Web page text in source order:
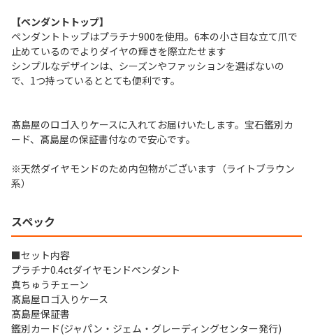
【ペンダントトップ】
ペンダントトップはプラチナ900を使用。6本の小さ目な立て爪で
止めているのでよりダイヤの輝きを際立たせます
シンプルなデザインは、シーズンやファッションを選ばないの
で、1つ持っているととても便利です。
髙島屋のロゴ入りケースに入れてお届けいたします。宝石鑑別カ
ード、髙島屋の保証書付なので安心です。
※天然ダイヤモンドのため内包物がございます（ライトブラウン
系）
スペック
■セット内容
プラチナ0.4ctダイヤモンドペンダント
真ちゅうチェーン
髙島屋ロゴ入りケース
髙島屋保証書
鑑別カード(ジャパン・ジェム・グレーディングセンター発行)